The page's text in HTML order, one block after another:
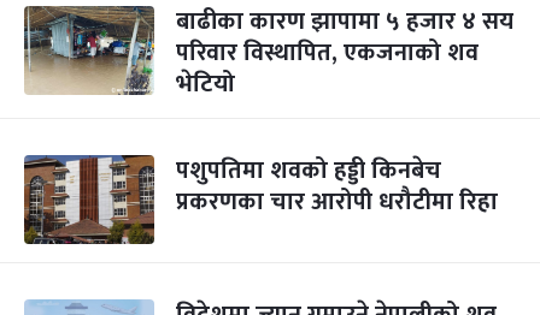
बाढीका कारण झापामा ५ हजार ४ सय
परिवार विस्थापित, एकजनाको शव
भेटियो
पशुपतिमा शवको हड्डी किनबेच
प्रकरणका चार आरोपी धरौटीमा रिहा